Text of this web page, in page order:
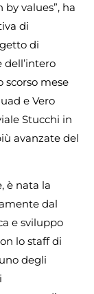
by values”, ha
di
di
dell’intero
scorso mese
e Vero
Stucchi in
avanzate del
è nata la
dal
e sviluppo
lo staff di
degli